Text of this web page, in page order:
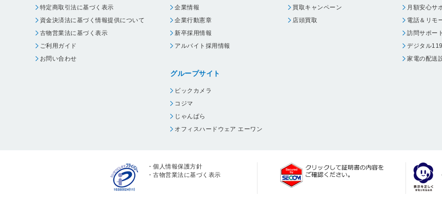
特定商取引法に基づく表示
資金決済法に基づく情報提供について
古物営業法に基づく表示
ご利用ガイド
お問い合わせ
企業情報
企業行動憲章
新卒採用情報
アルバイト採用情報
グループサイト
ビックカメラ
コジマ
じゃんぱら
オフィスハードウェア エーワン
買取キャンペーン
店頭買取
月額安心サ
電話＆リモ
訪問サポート
デジタル119
家電の配送
・個人情報保護方針
・古物営業法に基づく表示